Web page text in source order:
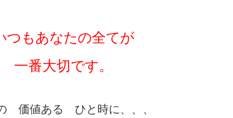
つもあなたの全てが
一番大切です。
価値ある ひと時に、、、